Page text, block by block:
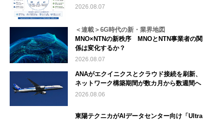
2026.08.07
＜連載＞6G時代の新・業界地図
MNO×NTNの新秩序 MNOとNTN事業者の関
係は変化するか？
2026.08.07
ANAがエクイニクスとクラウド接続を刷新、
ネットワーク構築期間が数カ月から数週間へ
2026.08.06
東陽テクニカがAIデータセンター向け「Ultra